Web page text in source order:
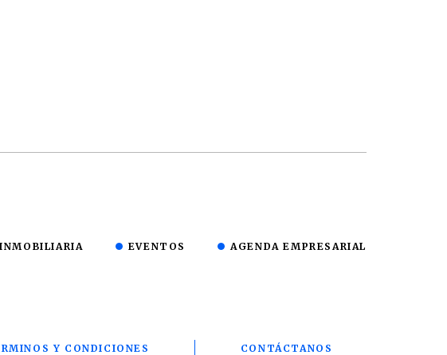
INMOBILIARIA EVENTOS AGENDA EMPRESARIAL
Y CONDICIONES CONTÁCTANOS